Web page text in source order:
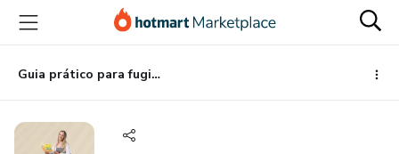
para
conteúdo
principal
para
pagamento
para
rodapé
Guia prático para fugir do Português sinalizado